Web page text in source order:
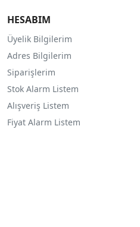
HESABIM
Üyelik Bilgilerim
Adres Bilgilerim
Siparişlerim
Stok Alarm Listem
Alışveriş Listem
Fiyat Alarm Listem